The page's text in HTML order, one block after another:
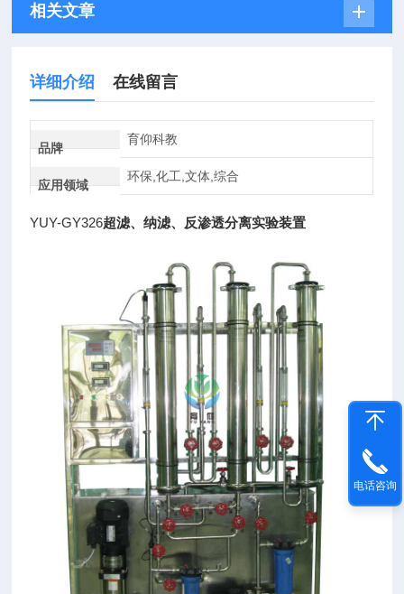
相关文章
详细介绍 在线留言
品牌
育仰科教
应用领域
环保,化工,文体,综合
YUY-GY326超滤、纳滤、反渗透分离实验装置
电话咨询